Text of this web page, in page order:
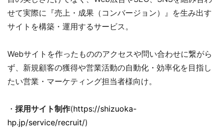
せて実際に『売上・成果（コンバージョン）』を生み出す
サイトを構築・運用するサービス。
Webサイトを作ったもののアクセスや問い合わせに繋がら
ず、新規顧客の獲得や営業活動の自動化・効率化を目指し
たい営業・マーケティング担当者様向け。
・ 採用サイト制作(https://shizuoka-
hp.jp/service/recruit/)